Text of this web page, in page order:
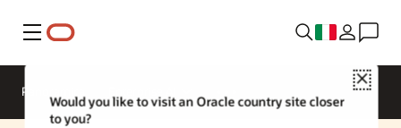
Menu
Close
Would you like to visit an Oracle country site closer
to you?
Panoramica